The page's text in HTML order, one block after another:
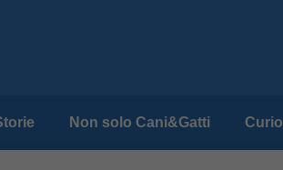
Non solo Cani&Gatti